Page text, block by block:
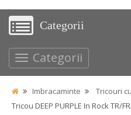
Categorii
Categorii
Imbracaminte
Tricouri
Tricou DEEP PURPLE In Rock TR/